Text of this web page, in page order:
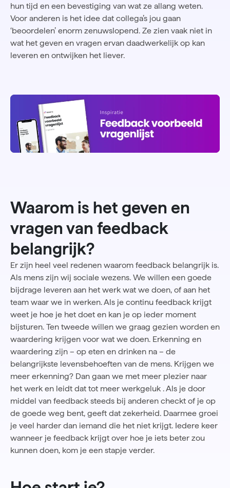
hun tijd en een bevestiging van wat ze allang weten.
Voor anderen is het idee dat collega’s jou gaan
‘beoordelen’ enorm zenuwslopend. Ze zien vaak niet in
wat het geven en vragen ervan daadwerkelijk op kan
leveren en ontwijken het liever.
Waarom is het geven en
vragen van feedback
belangrijk?
Er zijn heel veel redenen waarom feedback belangrijk is.
Als mens zijn wij sociale wezens. We willen een goede
bijdrage leveren aan het werk wat we doen, of aan het
team waar we in werken. Als je continu feedback krijgt
weet je hoe je het doet en kan je op ieder moment
bijsturen. Ten tweede willen we graag gezien worden en
waardering krijgen voor wat we doen. Erkenning en
waardering zijn – op eten en drinken na – de
belangrijkste levensbehoeften van de mens. Krijgen we
meer erkenning? Dan gaan we met meer plezier naar
het werk en leidt dat tot meer werkgeluk . Als je door
middel van feedback steeds bij anderen checkt of je op
de goede weg bent, geeft dat zekerheid. Daarmee groei
je veel harder dan iemand die het niet krijgt. Iedere keer
wanneer je feedback krijgt over hoe je iets beter zou
kunnen doen, kom je een stapje verder.